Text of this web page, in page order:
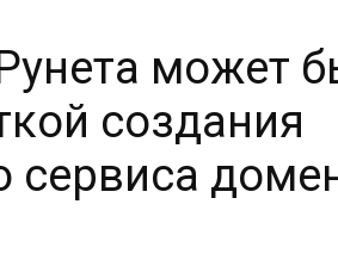
может
создания
сервиса